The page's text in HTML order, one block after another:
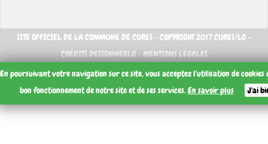
SITE OFFICIEL DE LA COMMUNE DE CURES - COPYRIGHT 2017 CURES/LG -
CRÉDITS DESIGNWEBLG -MENTIONS LÉGALES
En poursuivant votre navigation sur ce site, vous acceptez l'utilisation de
bon fonctionnement de notre site et de ses services.En savoir plus J'ai